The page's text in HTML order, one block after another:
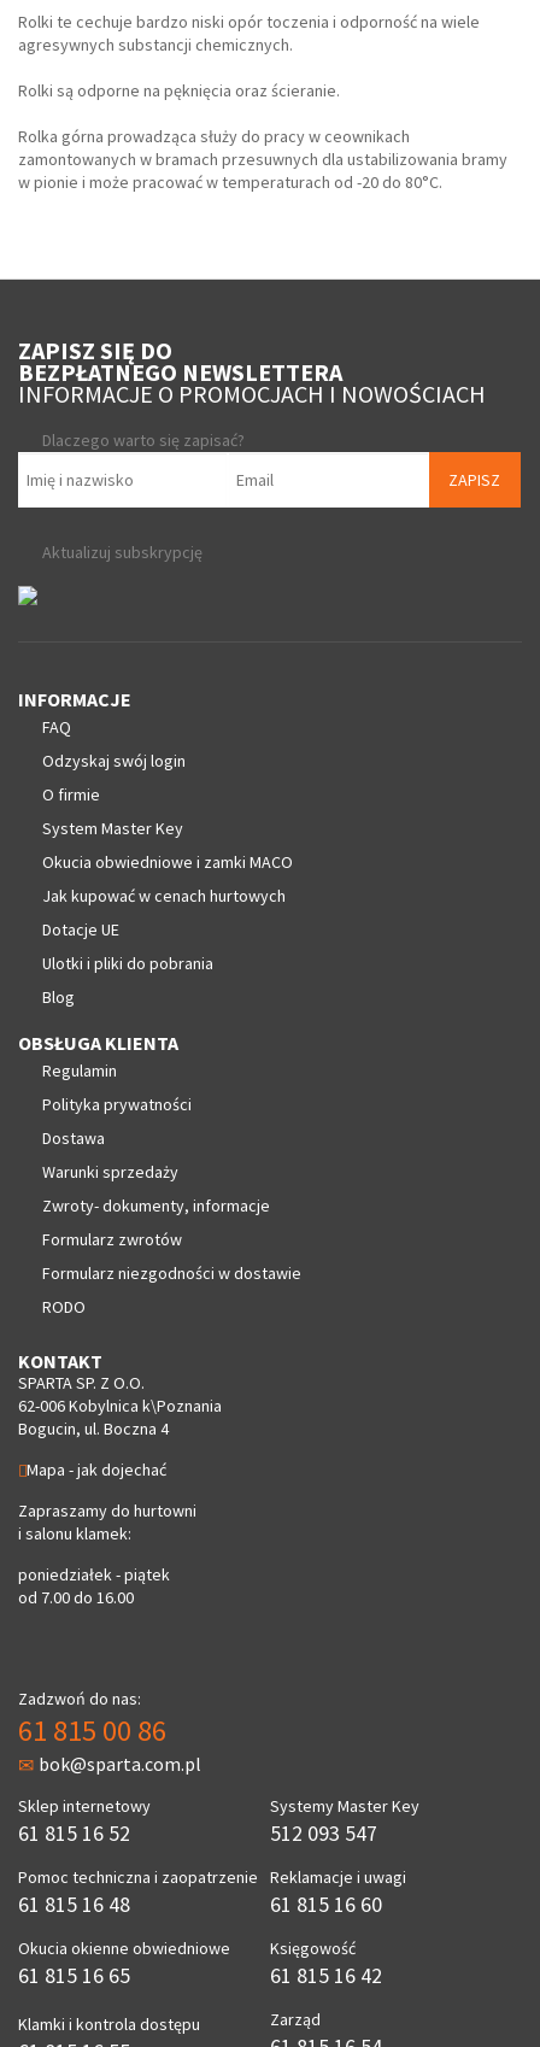
Rolki te cechuje bardzo niski opór toczenia i odporność na wiele
agresywnych substancji chemicznych.
Rolki są odporne na pęknięcia oraz ścieranie.
Rolka górna prowadząca służy do pracy w ceownikach
zamontowanych w bramach przesuwnych dla ustabilizowania bramy
w pionie i może pracować w temperaturach od -20 do 80°C.
ZAPISZ SIĘ DO
BEZPŁATNEGO NEWSLETTERA
INFORMACJE O PROMOCJACH I NOWOŚCIACH
Dlaczego warto się zapisać?
ZAPISZ
Aktualizuj subskrypcję
INFORMACJE
FAQ
Odzyskaj swój login
O firmie
System Master Key
Okucia obwiedniowe i zamki MACO
Jak kupować w cenach hurtowych
Dotacje UE
Ulotki i pliki do pobrania
Blog
OBSŁUGA KLIENTA
Regulamin
Polityka prywatności
Dostawa
Warunki sprzedaży
Zwroty- dokumenty, informacje
Formularz zwrotów
Formularz niezgodności w dostawie
RODO
KONTAKT
SPARTA SP. Z O.O.
62-006 Kobylnica k\Poznania
Bogucin, ul. Boczna 4
Mapa - jak dojechać
Zapraszamy do hurtowni
i salonu klamek:
poniedziałek - piątek
od 7.00 do 16.00
Zadzwoń do nas:
61 815 00 86
bok@sparta.com.pl
Sklep internetowy
61 815 16 52
Pomoc techniczna i zaopatrzenie
61 815 16 48
Okucia okienne obwiedniowe
61 815 16 65
Klamki i kontrola dostępu
Systemy Master Key
512 093 547
Reklamacje i uwagi
61 815 16 60
Księgowość
61 815 16 42
Zarząd